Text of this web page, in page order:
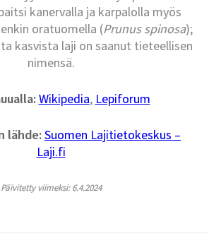
kanervalla ja karpalolla myös
oratuomella (Prunus spinosa);
kasvista laji on saanut tieteellisen
nimensä.
Wikipedia, Lepiforum
lähde:Suomen Lajitietokeskus –
Laji.fi
Päivitetty viimeksi: 6.4.2024